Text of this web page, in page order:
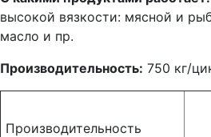
высокой вязкости: мясной и
масло и пр.
Производительность: 750 кг/
Производительность